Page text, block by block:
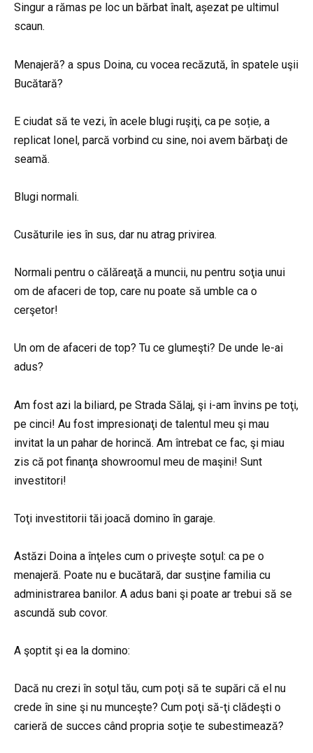
Singur a rămas pe loc un bărbat înalt, așezat pe ultimul
scaun.
Menajeră? a spus Doina, cu vocea recăzută, în spatele uşii
Bucătară?
E ciudat să te vezi, în acele blugi ruşiţi, ca pe soție, a
replicat Ionel, parcă vorbind cu sine, noi avem bărbaţi de
seamă.
Blugi normali.
Cusăturile ies în sus, dar nu atrag privirea.
Normali pentru o călăreaţă a muncii, nu pentru soţia unui
om de afaceri de top, care nu poate să umble ca o
cerşetor!
Un om de afaceri de top? Tu ce glumeşti? De unde le-ai
adus?
Am fost azi la biliard, pe Strada Sălaj, şi i-am învins pe toţi,
pe cinci! Au fost impresionaţi de talentul meu şi mau
invitat la un pahar de horincă. Am întrebat ce fac, şi miau
zis că pot finanţa showroomul meu de maşini! Sunt
investitori!
Toţi investitorii tăi joacă domino în garaje.
Astăzi Doina a înţeles cum o priveşte soţul: ca pe o
menajeră. Poate nu e bucătară, dar susţine familia cu
administrarea banilor. A adus bani şi poate ar trebui să se
ascundă sub covor.
A şoptit şi ea la domino:
Dacă nu crezi în soţul tău, cum poţi să te supări că el nu
crede în sine şi nu munceşte? Cum poţi să-ţi clădeşti o
carieră de succes când propria soţie te subestimează?